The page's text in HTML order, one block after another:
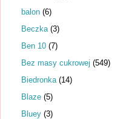
balon (6)
Beczka (3)
Ben 10 (7)
Bez masy cukrowej (549)
Biedronka (14)
Blaze (5)
Bluey (3)